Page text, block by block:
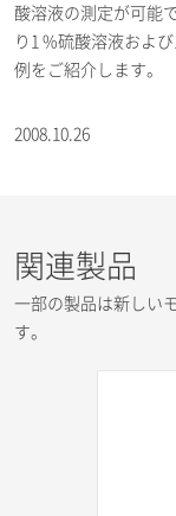
酸溶液の測定が可能
り1 %硫酸溶液およ
例をご紹介します。
2008.10.26
関連製品
一部の製品は新しい
す。